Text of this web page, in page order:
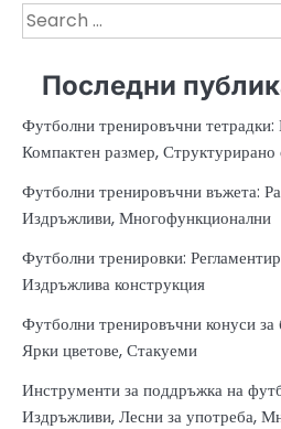
Search
for:
Последни
Футболни тренировъчни
Компактен размер,
Футболни тренировъчни въжета:
Издръжливи, Многофункционални
Футболни тренировки:
Издръжлива конструкция
Футболни тренировъчни конуси за
Ярки цветове, Стакуеми
Инструменти за поддръжка на
Издръжливи, Лесни за употреба,